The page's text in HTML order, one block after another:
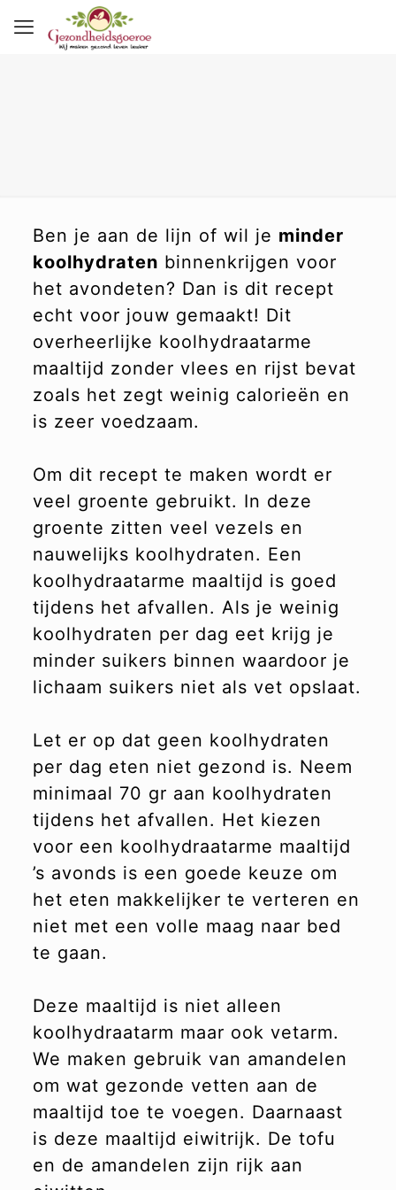
Ben je aan de lijn of wil je minder
koolhydraten binnenkrijgen voor
het avondeten? Dan is dit recept
echt voor jouw gemaakt! Dit
overheerlijke koolhydraatarme
maaltijd zonder vlees en rijst bevat
zoals het zegt weinig calorieën en
is zeer voedzaam.
Om dit recept te maken wordt er
veel groente gebruikt. In deze
groente zitten veel vezels en
nauwelijks koolhydraten. Een
koolhydraatarme maaltijd is goed
tijdens het afvallen. Als je weinig
koolhydraten per dag eet krijg je
minder suikers binnen waardoor je
lichaam suikers niet als vet opslaat.
Let er op dat geen koolhydraten
per dag eten niet gezond is. Neem
minimaal 70 gr aan koolhydraten
tijdens het afvallen. Het kiezen
voor een koolhydraatarme maaltijd
’s avonds is een goede keuze om
het eten makkelijker te verteren en
niet met een volle maag naar bed
te gaan.
Deze maaltijd is niet alleen
koolhydraatarm maar ook vetarm.
We maken gebruik van amandelen
om wat gezonde vetten aan de
maaltijd toe te voegen. Daarnaast
is deze maaltijd eiwitrijk. De tofu
en de amandelen zijn rijk aan